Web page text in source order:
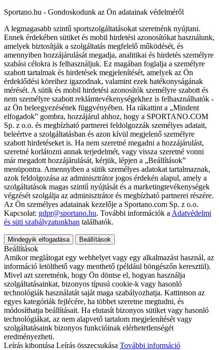
Sportano.hu - Gondoskodunk az Ön adatainak védelméről
A legmagasabb szintű sportszolgáltatásokat szeretnénk nyújtani.
Ennek érdekében sütiket és mobil hirdetési azonosítókat használunk,
amelyek biztosítják a szolgáltatás megfelelő működését, és
amennyiben hozzájárulását megadja, analitikai és hirdetés személyre
szabási célokra is felhasználjuk. Ez magában foglalja a személyre
szabott tartalmak és hirdetések megjelenítését, amelyek az Ön
érdeklődési köreihez igazodnak, valamint ezek hatékonyságának
mérését. A sütik és mobil hirdetési azonosítók személyre szabott és
nem személyre szabott reklámtevékenységekhez is felhasználhatók -
az Ön beleegyezésének függvényében. Ha rákattint a „Mindent
elfogadok” gombra, hozzájárul ahhoz, hogy a SPORTANO.COM
Sp. z o.o. és megbízható partnerei feldolgozzák személyes adatait,
beleértve a szolgáltatásban és azon kívül megjelenő személyre
szabott hirdetéseket is. Ha nem szeretné megadni a hozzájárulást,
szeretné korlátozni annak terjedelmét, vagy vissza szeretné vonni
már megadott hozzájárulását, kérjük, lépjen a „Beállítások”
menüpontra. Amennyiben a sütik személyes adatokat tartalmaznak,
azok feldolgozása az adminisztrátor jogos érdekén alapul, amely a
szolgáltatások magas szintű nyújtását és a marketingtevékenységek
végzését szolgálja az adminisztrátor és megbízható partnerei részére.
Az Ön személyes adatainak kezelője a Sportano.com Sp. z o.o.
Kapcsolat: gdpr@sportano.hu. További információk a Adatvédelmi
és süti szabályzatunkban találhatók.
Mindegyik elfogadása Beállítások
Beállítások
Amikor meglátogat egy webhelyet vagy egy alkalmazást használ, az
információ letölthető vagy menthető (például böngészőn keresztül).
Mivel azt szeretnénk, hogy Ön döntse el, hogyan használja
szolgáltatásainkat, bizonyos típusú cookie-k vagy hasonló
technológiák használatát saját maga szabályozhatja. Kattintson az
egyes kategóriák fejlécére, ha többet szeretne megtudni, és
módosíthatja beállításait. Ha elutasít bizonyos sütiket vagy hasonló
technológiákat, az nem alapvető tartalom megjelenítését vagy
szolgáltatásaink bizonyos funkcióinak elérhetetlenségét
eredményezheti.
Leírás kibontása Leírás összecsukása További információ